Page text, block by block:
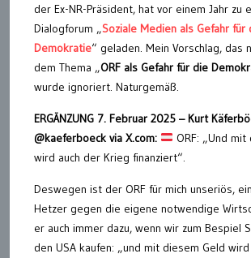
der Ex-NR-Präsident, hat vor einem Jahr zu
Dialogforum „Soziale Medien als Gefahr für
Demokratie“ geladen. Mein Vorschlag, das
dem Thema „ORF als Gefahr für die
wurde ignoriert. Naturgemäß.
ERGÄNZUNG 7. Februar 2025 – Kurt
@kaeferboeck via X.com:
ORF: „Und
wird auch der Krieg finanziert“.
Deswegen ist der ORF für mich unseriös,
Hetzer gegen die eigene notwendige
er auch immer dazu, wenn wir zum Bespiel
den USA kaufen: „und mit diesem Geld wird